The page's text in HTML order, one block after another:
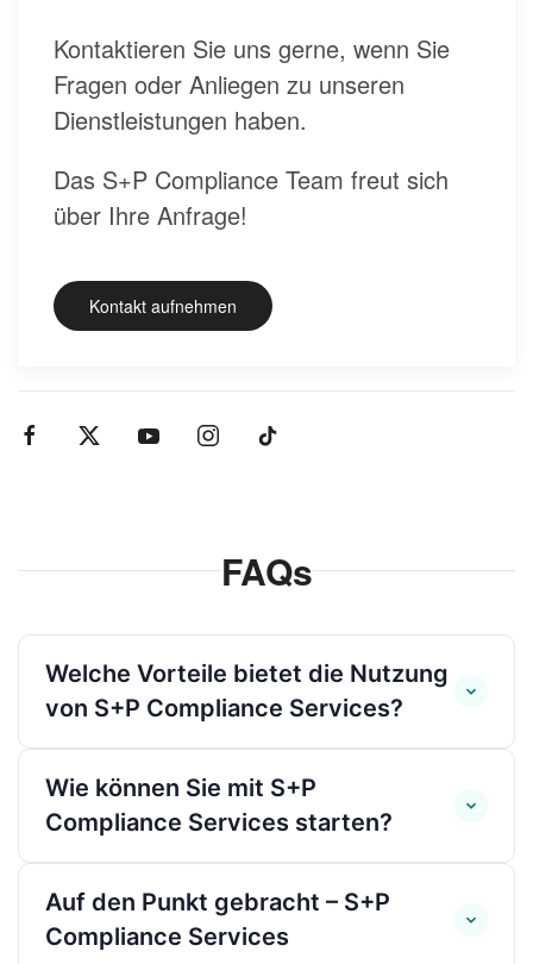
Kontaktieren Sie uns gerne, wenn Sie
Fragen oder Anliegen zu unseren
Dienstleistungen haben.
Das S+P Compliance Team freut sich
über Ihre Anfrage!
Kontakt aufnehmen
FAQs
Welche Vorteile bietet die Nutzung
von S+P Compliance Services?
Dienstleister in Deutschland suchen, sind
Sie bei S+P Compliance Services genau
von Compliance-Dienstleistungen und
bieten Ihnen:
Wie können Sie mit S+P
Compliance Services starten?
unverbindlich:
Auf den Punkt gebracht – S+P
Compliance Services